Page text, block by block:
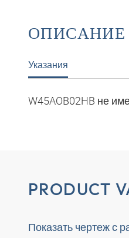
ОПИСАНИЕ
Указания
W45AOB02HB не
PRODUCT
Показать чертеж с